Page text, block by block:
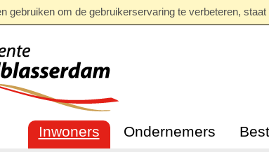
gebruiken om de gebruikerservaring te verbeteren, staat
Inwoners Ondernemers